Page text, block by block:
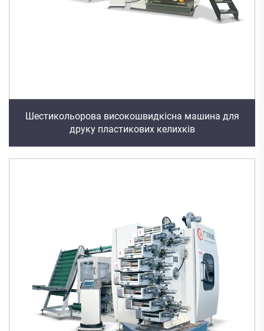
Шестикольорова високошвидкісна машина для
друку пластикових келихків